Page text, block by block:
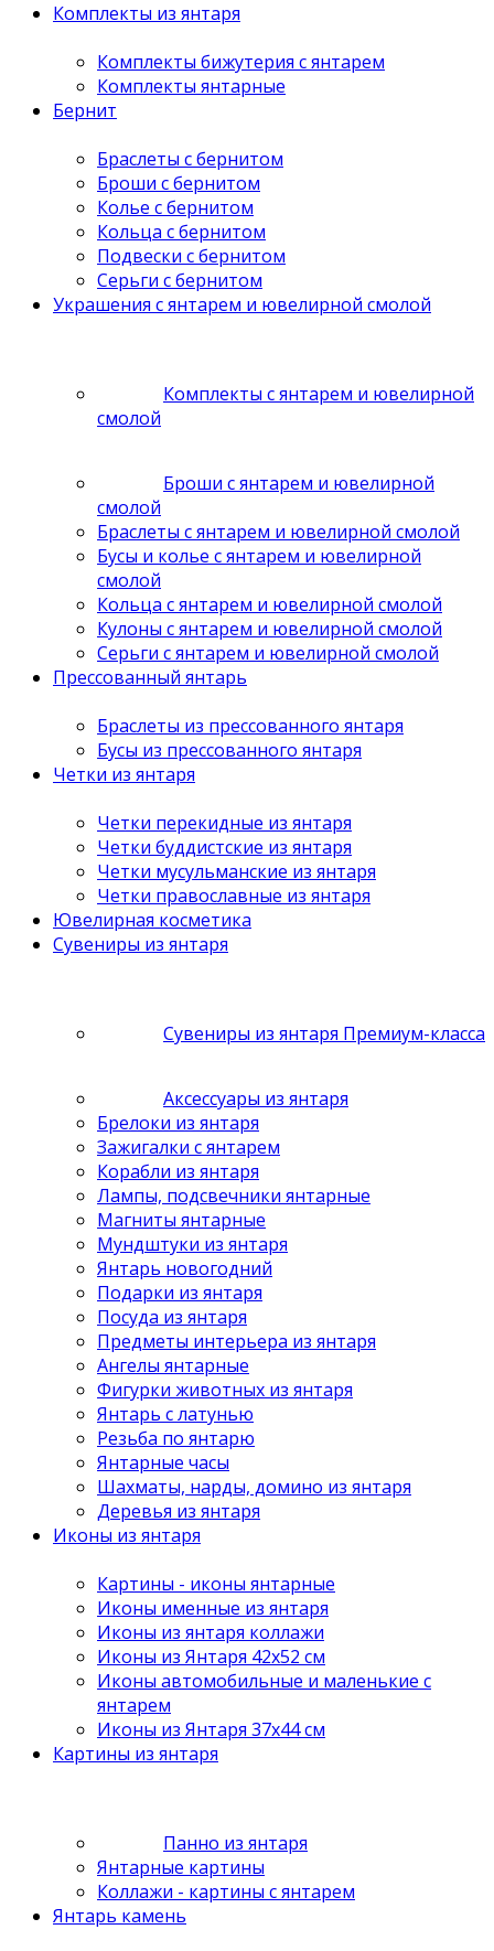
Комплекты из янтаря
Комплекты бижутерия с янтарем
Комплекты янтарные
Бернит
Браслеты с бернитом
Броши с бернитом
Колье с бернитом
Кольца с бернитом
Подвески с бернитом
Серьги с бернитом
Украшения с янтарем и ювелирной смолой
Комплекты с янтарем и ювелирной
смолой
Броши с янтарем и ювелирной
смолой
Браслеты с янтарем и ювелирной смолой
Бусы и колье с янтарем и ювелирной
смолой
Кольца с янтарем и ювелирной смолой
Кулоны с янтарем и ювелирной смолой
Серьги с янтарем и ювелирной смолой
Прессованный янтарь
Браслеты из прессованного янтаря
Бусы из прессованного янтаря
Четки из янтаря
Четки перекидные из янтаря
Четки буддистские из янтаря
Четки мусульманские из янтаря
Четки православные из янтаря
Ювелирная косметика
Сувениры из янтаря
Сувениры из янтаря Премиум-класса
Аксессуары из янтаря
Брелоки из янтаря
Зажигалки с янтарем
Корабли из янтаря
Лампы, подсвечники янтарные
Магниты янтарные
Мундштуки из янтаря
Янтарь новогодний
Подарки из янтаря
Посуда из янтаря
Предметы интерьера из янтаря
Ангелы янтарные
Фигурки животных из янтаря
Янтарь с латунью
Резьба по янтарю
Янтарные часы
Шахматы, нарды, домино из янтаря
Деревья из янтаря
Иконы из янтаря
Картины - иконы янтарные
Иконы именные из янтаря
Иконы из янтаря коллажи
Иконы из Янтаря 42х52 см
Иконы автомобильные и маленькие с
янтарем
Иконы из Янтаря 37х44 см
Картины из янтаря
Панно из янтаря
Янтарные картины
Коллажи - картины с янтарем
Янтарь камень